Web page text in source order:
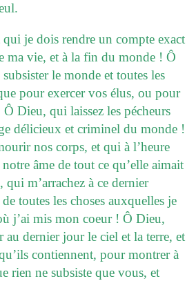
je dois rendre un compte exact
ma vie, et à la fin du monde ! Ô
le monde et toutes les
pour exercer vos élus, ou pour
Dieu, qui laissez les pécheurs
délicieux et criminel du monde !
nos corps, et qui à l’heure
âme de tout ce qu’elle aimait
m’arrachez à ce dernier
toutes les choses auxquelles je
j’ai mis mon coeur ! Ô Dieu,
au dernier jour le ciel et la terre, et
contiennent, pour montrer à
rien ne subsiste que vous, et